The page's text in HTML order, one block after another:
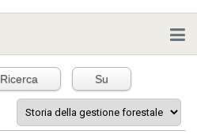
Ricerca Su